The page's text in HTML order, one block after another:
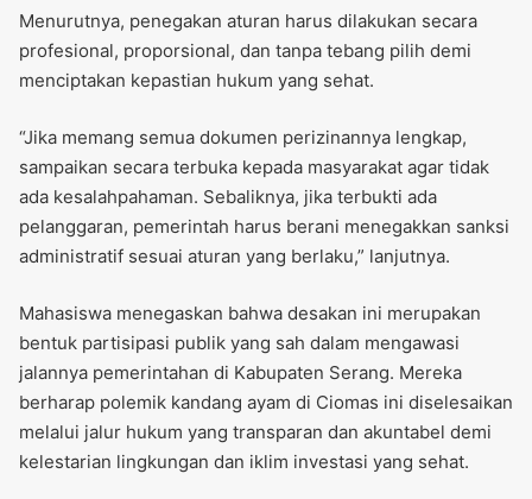
Menurutnya, penegakan aturan harus dilakukan secara
profesional, proporsional, dan tanpa tebang pilih demi
menciptakan kepastian hukum yang sehat.
“Jika memang semua dokumen perizinannya lengkap,
sampaikan secara terbuka kepada masyarakat agar tidak
ada kesalahpahaman. Sebaliknya, jika terbukti ada
pelanggaran, pemerintah harus berani menegakkan sanksi
administratif sesuai aturan yang berlaku,” lanjutnya.
Mahasiswa menegaskan bahwa desakan ini merupakan
bentuk partisipasi publik yang sah dalam mengawasi
jalannya pemerintahan di Kabupaten Serang. Mereka
berharap polemik kandang ayam di Ciomas ini diselesaikan
melalui jalur hukum yang transparan dan akuntabel demi
kelestarian lingkungan dan iklim investasi yang sehat.